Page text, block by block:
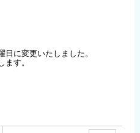
に変更いたしました。
ます。